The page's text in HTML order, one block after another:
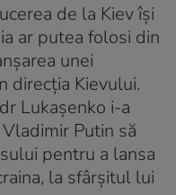
de la Kiev îşi
ar putea folosi din
unei
direcţia Kievului.
Lukașenko i-a
Putin să
pentru a lansa
la sfârșitul lui